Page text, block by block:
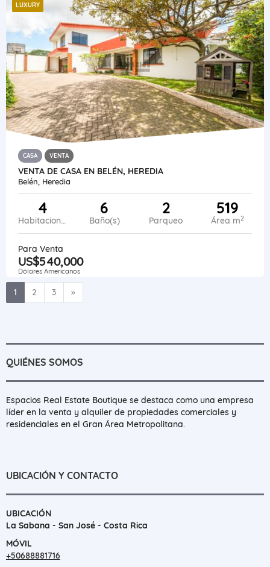
LUXURY
CASA VENTA
VENTA DE CASA EN BELÉN, HEREDIA
Belén, Heredia
4
Habitaciones
6
Baño(s)
2
Parqueo
519
Área m2
Para Venta
US$540,000
Dólares Americanos
1 2 3 »
QUIÉNES SOMOS
Espacios Real Estate Boutique se destaca como una empresa
líder en la venta y alquiler de propiedades comerciales y
residenciales en el Gran Área Metropolitana.
UBICACIÓN Y CONTACTO
UBICACIÓN
La Sabana - San José - Costa Rica
MÓVIL
+50688881716